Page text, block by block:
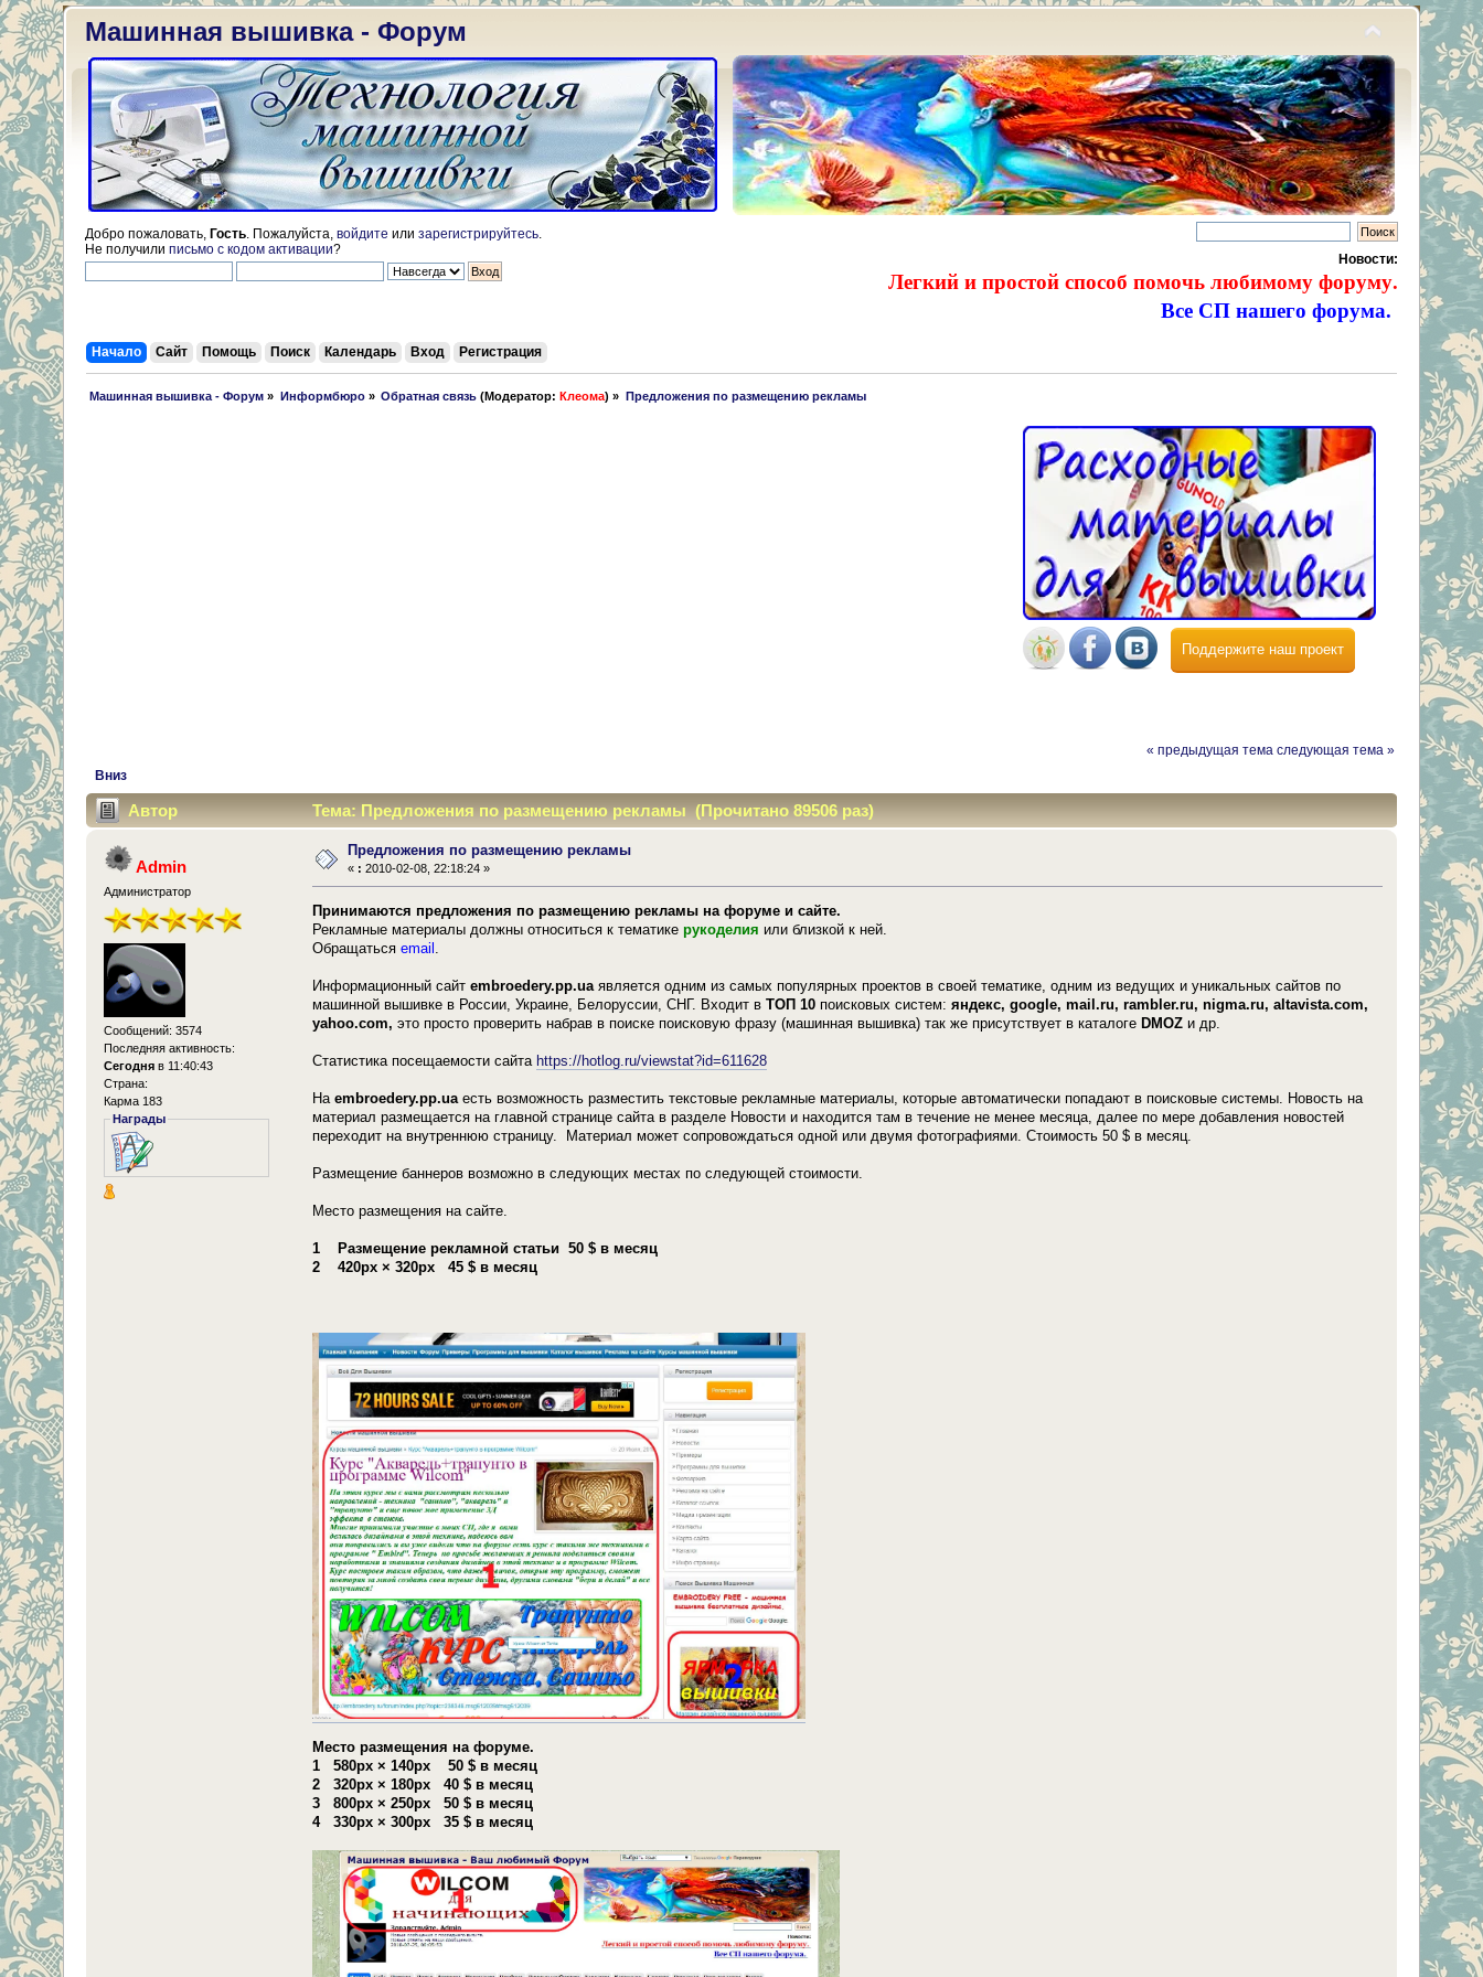
Машинная вышивка - Форум
Добро пожаловать, Гость . Пожалуйста, войдите или зарегистрируйтесь
Не получили письмо с кодом активации?
Новости:
Легкий и простой способ помочь любимому форуму.
Все СП нашего форума.
Начало Сайт Помощь Поиск Календарь Вход Регистрация
Машинная вышивка - Форум » Информбюро» Обратная связь (Модератор:Клеома) » Предложения по размещению рекламы
Поддержите наш проект
« предыдущая тема следующая тема »
Вниз
Автор Тема: Предложения по размещению рекламы (Прочитано 89506 раз)
Admin
Администратор
Сообщений: 3574
Последняя активность:
Сегодня в 11:40:43
Страна:
Карма 183
Награды
Предложения по размещению рекламы
« : 2010-02-08, 22:18:24 »
Принимаются предложения по размещению рекламы на форуме и сайте.
Рекламные материалы должны относиться к тематике рукоделия или близкой к ней.
Обращаться email
Информационный сайт embroedery.pp.uaявляется одним из самых популярных проектов в своей тематике, одним из ведущих и уникальных сайтов по
машинной вышивке в России, Украине, Белоруссии, СНГ. Входит в ТОП 10поисковых систем: яндекс, google, mail.ru, rambler.ru, nigma.ru, altavista.com,
yahoo.com, это просто проверить набрав в поиске поисковую фразу (машинная вышивка) так же присутствует в каталоге DMOZи др.
Статистика посещаемости сайта https://hotlog.ru/viewstat?id=611628
На embroedery.pp.uaесть возможность разместить текстовые рекламные материалы, которые автоматически попадают в поисковые системы. Новость на
материал размещается на главной странице сайта в разделе Новости и находится там в течение не менее месяца, далее по мере добавления новостей
переходит на внутреннюю страницу. Материал может сопровождаться одной или двумя фотографиями. Стоимость 50 $ в месяц.
Размещение баннеров возможно в следующих местах по следующей стоимости.
Место размещения на сайте.
1 Размещение рекламной статьи 50 $ в месяц
2 420px × 320px 45 $ в месяц
Место размещения на форуме.
1 580px × 140px 50 $ в месяц
2 320px × 180px 40 $ в месяц
3 800px × 250px 50 $ в месяц
4 330px × 300px 35 $ в месяц